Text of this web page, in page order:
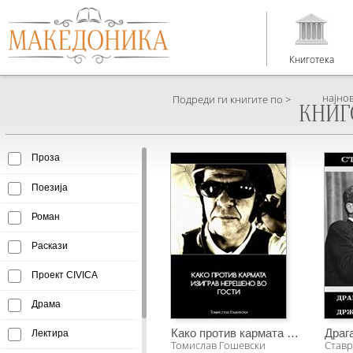
Книготека
Подреди ги книгите по >
Проза
Поезија
Роман
Раскази
Проект CIVICA
Драма
Лектира Како против кармата изиграв нерешено во гости
Томислав Гошевски